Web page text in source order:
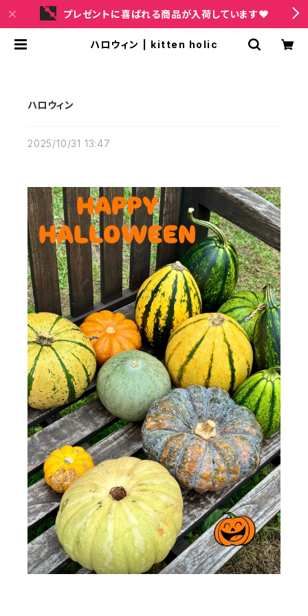
プレゼントに喜ばれる商品が入荷しています❤
ハロウィン | kitten holic
ハロウィン
2025/10/31 13:47